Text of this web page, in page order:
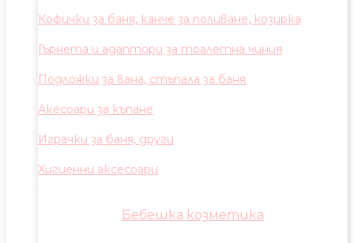
Кофички за баня, канче за поливане, козирка
Гърнета и адаптори за тоалетна чиния
Подложки за вана, стъпала за баня
Акесоари за къпане
Играчки за баня, други
Хигиенни аксесоари
Бебешка козметика